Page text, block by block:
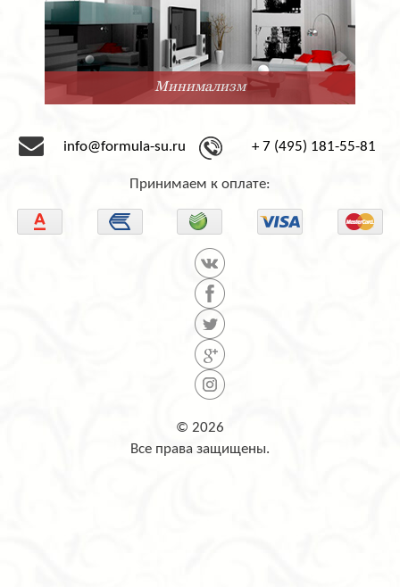
Минимализм
info@formula-su.ru + 7 (495) 181-55-81
Принимаем к оплате:
© 2026
Все права защищены.